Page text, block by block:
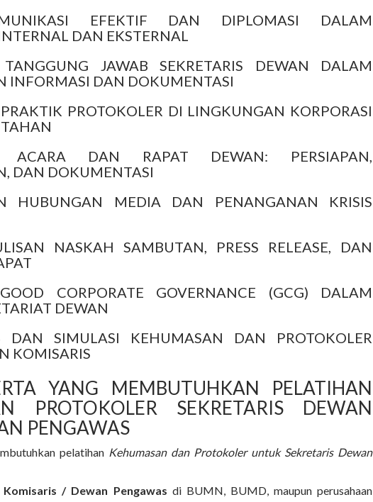
EFEKTIF DAN DIPLOMASI DALAM
DAN EKSTERNAL
JAWAB SEKRETARIS DEWAN DALAM
INFORMASI DAN DOKUMENTASI
PROTOKOLER DI LINGKUNGAN KORPORASI
ACARA DAN RAPAT DEWAN: PERSIAPAN,
DAN DOKUMENTASI
HUBUNGAN MEDIA DAN PENANGANAN KRISIS
NASKAH SAMBUTAN, PRESS RELEASE, DAN
CORPORATE GOVERNANCE (GCG) DALAM
DEWAN
DAN SIMULASI KEHUMASAN DAN PROTOKOLER
KOMISARIS
YANG MEMBUTUHKAN PELATIHAN
PROTOKOLER SEKRETARIS DEWAN
PENGAWAS
pelatihan Kehumasan dan Protokoler untuk Sekretaris Dewan
/ Dewan Pengawas di BUMN, BUMD, maupun perusahaan